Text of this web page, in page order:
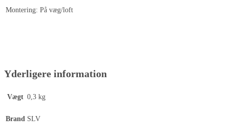
Montering: På væg/loft
Yderligere information
Vægt 0,3 kg
Brand SLV